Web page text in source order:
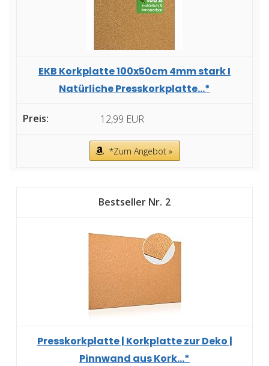
EKB Korkplatte 100x50cm 4mm stark I
Natürliche Presskorkplatte...*
12,99 EUR
*Zum Angebot »
2
Presskorkplatte | Korkplatte zur Deko |
Pinnwand aus Kork...*